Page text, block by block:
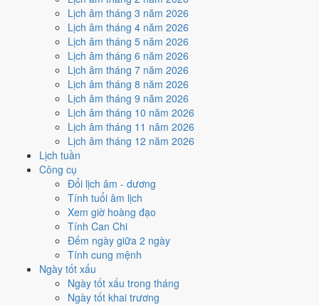
Lịch âm tháng 3 năm 2026
Lịch âm tháng 4 năm 2026
Lịch âm tháng 5 năm 2026
Lịch âm tháng 6 năm 2026
Lịch âm tháng 7 năm 2026
Lịch âm tháng 8 năm 2026
Lịch âm tháng 9 năm 2026
Lịch âm tháng 10 năm 2026
Lịch âm tháng 11 năm 2026
Lịch âm tháng 12 năm 2026
Lịch tuần
Công cụ
Đổi lịch âm - dương
Tính tuổi âm lịch
Xem giờ hoàng đạo
Tính Can Chi
Đếm ngày giữa 2 ngày
Tính cung mệnh
Ngày tốt xấu
Ngày tốt xấu trong tháng
Ngày tốt khai trương
Bảng thống kê ngày tốt xấu theo tuần
Ngày dươngTốtXấuPhân bốĐánh giá
1/2 - 2/2 1 0
✅ Tốt
3/2 - 9/2 1 4
⚠️ Nhiều ngày xấu nhất
10/2 - 16/2 4 3
✅ Tốt nhất tháng
17/2 - 23/2 3 4
⚠️ Cần thận trọng
24/2 - 28/2 1 3 ⚠️ Cần thận trọng
Ngày nào đẹp nhất tháng 2/1975
để cưới hỏi, khai trương?
Mỗi việc chấm theo bộ Trực và sao 28 Tú riêng nên ngày đẹp của
từng việc không trùng nhau. Tháng 2/1975 rộng cửa nhất cho
16 ngàyđạt từ 6/10, cao nhất là
12 ngày.
🏪 Khai trương13 💍 Cưới hỏi
✈️ Xuất hành 12 ✍️ Ký hợp đồng16
🏪 Khai trương- 13 ngày đạt từ 6/10 trở lên trong tháng 2/1975